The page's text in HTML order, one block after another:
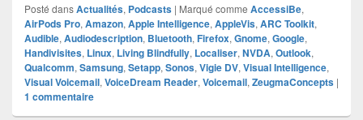
Posté dansActualités, Podcasts | Marqué comme AccessiBe,
AirPods Pro, Amazon, Apple Intelligence, AppleVis, ARC Toolkit,
Audible, Audiodescription, Bluetooth, Firefox, Gnome, Google,
Handivisites, Linux, Living Blindfully, Localiser, NVDA, Outlook,
Qualcomm, Samsung, Setapp, Sonos, Vigie DV, Visual Intelligence,
Visual Voicemail, VoiceDream Reader, Voicemail, ZeugmaConcepts |
1 commentaire